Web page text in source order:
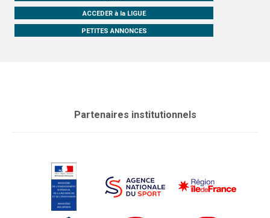
ACCEDER à la LIGUE
PETITES ANNONCES
Partenaires institutionnels